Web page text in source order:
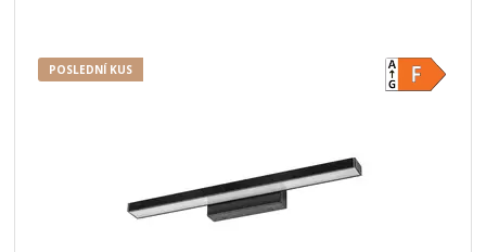
POSLEDNÍ KUS